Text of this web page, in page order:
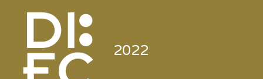
2022
Buscar